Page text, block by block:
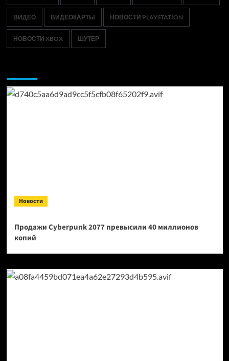
ВИДЕО ВИДЕОКАРТЫ НОВОСТИ PLAYSTATION
НОВОСТИ XBOX ШУТЕР
Новости
Продажи Cyberpunk 2077 превысили 40 миллионов
копий